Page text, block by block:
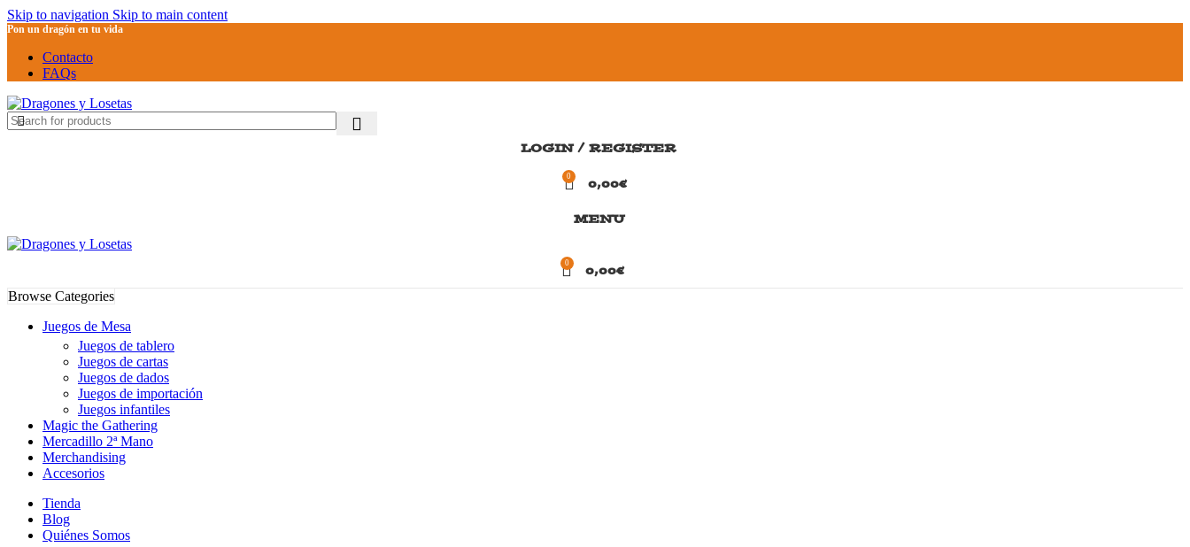
Skip to navigation Skip to main content
Pon un dragón en tu vida
Contacto
FAQs
LOGIN / REGISTER
0 0,00€
MENU
0 0,00€
Browse Categories
Juegos de Mesa
Juegos de tablero
Juegos de cartas
Juegos de dados
Juegos de importación
Juegos infantiles
Magic the Gathering
Mercadillo 2ª Mano
Merchandising
Accesorios
Tienda
Blog
Quiénes Somos